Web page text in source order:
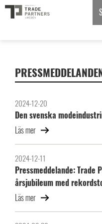
2024-12-20
Den svenska
Läs mer
2024-12-11
Pressmeddelande: Trade
årsjubileum med
Läs mer